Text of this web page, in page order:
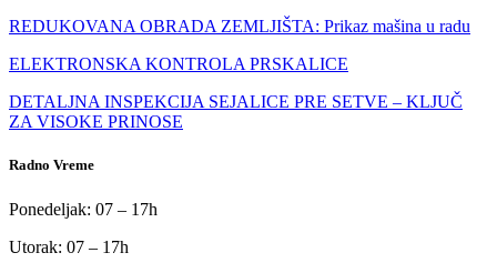
REDUKOVANA OBRADA ZEMLJIŠTA: Prikaz mašina u radu
ELEKTRONSKA KONTROLA PRSKALICE
DETALJNA INSPEKCIJA SEJALICE PRE SETVE – KLJUČ
ZA VISOKE PRINOSE
Radno Vreme
Ponedeljak: 07 – 17h
Utorak: 07 – 17h